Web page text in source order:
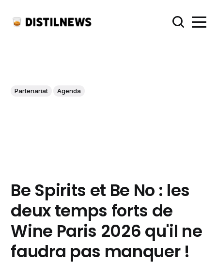
Partenariat Agenda
Be Spirits et Be No : les
deux temps forts de
Wine Paris 2026 qu'il ne
faudra pas manquer !